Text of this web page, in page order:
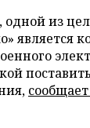
из
является
сообщает